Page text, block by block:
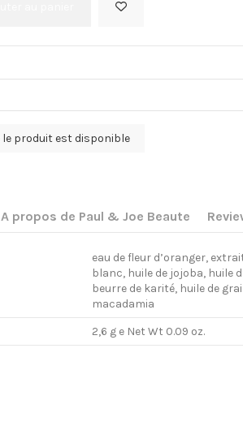
A propos de Paul & Joe Beaute
eau de fleur d’oranger,
blanc, huile de jojoba, huile
beurre de karité, huile de
macadamia
2,6 g e Net Wt 0.09 oz.